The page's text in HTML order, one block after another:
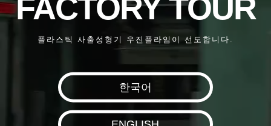
FACTORY TOUR
플라스틱 사출성형기 우진플라임이 선도합니다.
한국어